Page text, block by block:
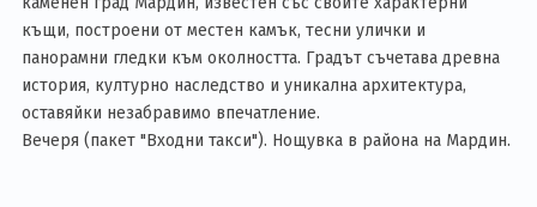
къщи, построени от местен камък, тесни улички и
панорамни гледки към околността. Градът съчетава древна
история, културно наследство и уникална архитектура,
оставяйки незабравимо впечатление.
Вечеря (пакет "Входни такси"). Нощувка в района на Мардин.